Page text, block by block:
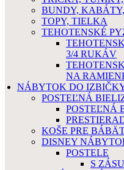
BUNDY,
TOPY, TIELKA
TEHOTENSKÉ
3/4 RUKÁV
NA
NÁBYTOK DO
POSTEĽNÁ
POSTEĽNÁ
KOŠE PRE
DISNEY
POSTELE
S